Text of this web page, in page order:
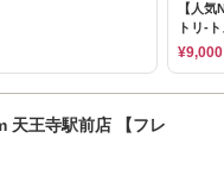
【人
トリ-
¥9,000
天王寺駅前店 【フレ